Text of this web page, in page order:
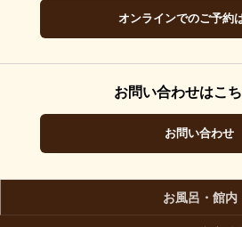
オンラインでのご予約
お問い合わせはこ
お問い合わせ
お風呂・館内